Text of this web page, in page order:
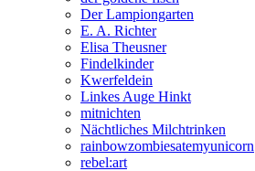
Der Lampiongarten
E. A. Richter
Elisa Theusner
Findelkinder
Kwerfeldein
Linkes Auge Hinkt
mitnichten
Nächtliches Milchtrinken
rainbowzombiesatemyunicorn
rebel:art